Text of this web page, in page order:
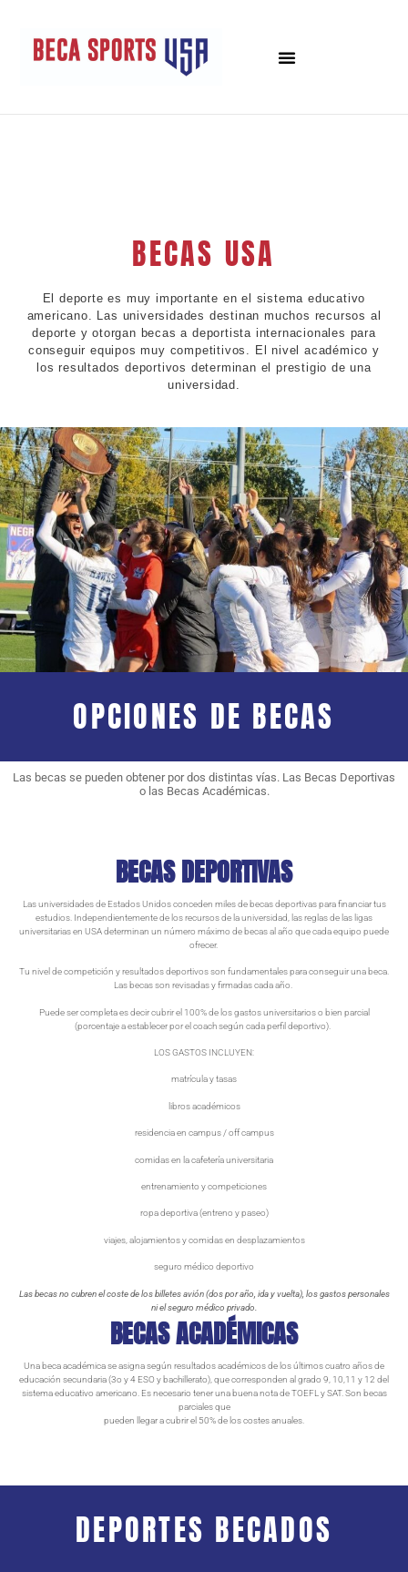
BECAS USA
El deporte es muy importante en el sistema educativo
americano. Las universidades destinan muchos recursos al
deporte y otorgan becas a deportista internacionales para
conseguir equipos muy competitivos. El nivel académico y
los resultados deportivos determinan el prestigio de una
universidad.
OPCIONES DE BECAS
Las becas se pueden obtener por dos distintas vías. Las Becas Deportivas
o las Becas Académicas.
BECAS DEPORTIVAS
Las universidades de Estados Unidos conceden miles de becas deportivas para financiar tus
estudios. Independientemente de los recursos de la universidad, las reglas de las ligas
universitarias en USA determinan un número máximo de becas al año que cada equipo puede
ofrecer.
Tu nivel de competición y resultados deportivos son fundamentales para conseguir una beca.
Las becas son revisadas y firmadas cada año.
Puede ser completa es decir cubrir el 100% de los gastos universitarios o bien parcial
(porcentaje a establecer por el coach según cada perfil deportivo).
LOS GASTOS INCLUYEN:
matrícula y tasas
libros académicos
residencia en campus / off campus
comidas en la cafetería universitaria
entrenamiento y competiciones
ropa deportiva (entreno y paseo)
viajes, alojamientos y comidas en desplazamientos
seguro médico deportivo
Las becas no cubren el coste de los billetes avión (dos por año, ida y vuelta), los gastos personales
ni el seguro médico privado.
BECAS ACADÉMICAS
Una beca académica se asigna según resultados académicos de los últimos cuatro años de
educación secundaria (3o y 4 ESO y bachillerato), que corresponden al grado 9, 10,11 y 12 del
sistema educativo americano. Es necesario tener una buena nota de TOEFL y SAT. Son becas
parciales que
pueden llegar a cubrir el 50% de los costes anuales.
DEPORTES BECADOS